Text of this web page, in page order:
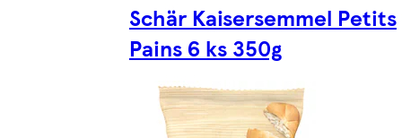
Schär Kaisersemmel Petits
Pains 6 ks 350g